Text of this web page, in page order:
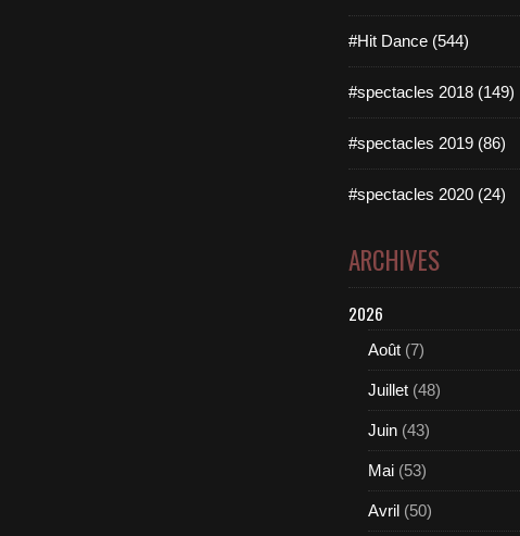
#Hit Dance (544)
#spectacles 2018 (149)
#spectacles 2019 (86)
#spectacles 2020 (24)
ARCHIVES
2026
Août (7)
Juillet (48)
Juin (43)
Mai (53)
Avril (50)